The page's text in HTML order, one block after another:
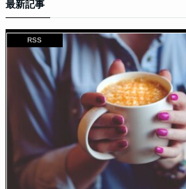
最新記事
RSS